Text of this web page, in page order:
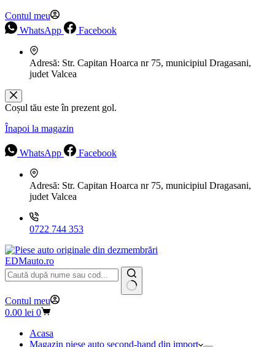
Contul meu
WhatsApp
Facebook
Adresă: Str. Capitan Hoarca nr 75, municipiul Dragasani,
judet Valcea
Coșul tău este în prezent gol.
Înapoi la magazin
WhatsApp Facebook
Adresă: Str. Capitan Hoarca nr 75, municipiul Dragasani,
judet Valcea
0722 744 353
EDMauto.ro
Niciun
rezultat
Contul meu
Coș
cumpărături
0.00 lei 0
Acasa
Magazin piese auto second-hand din import